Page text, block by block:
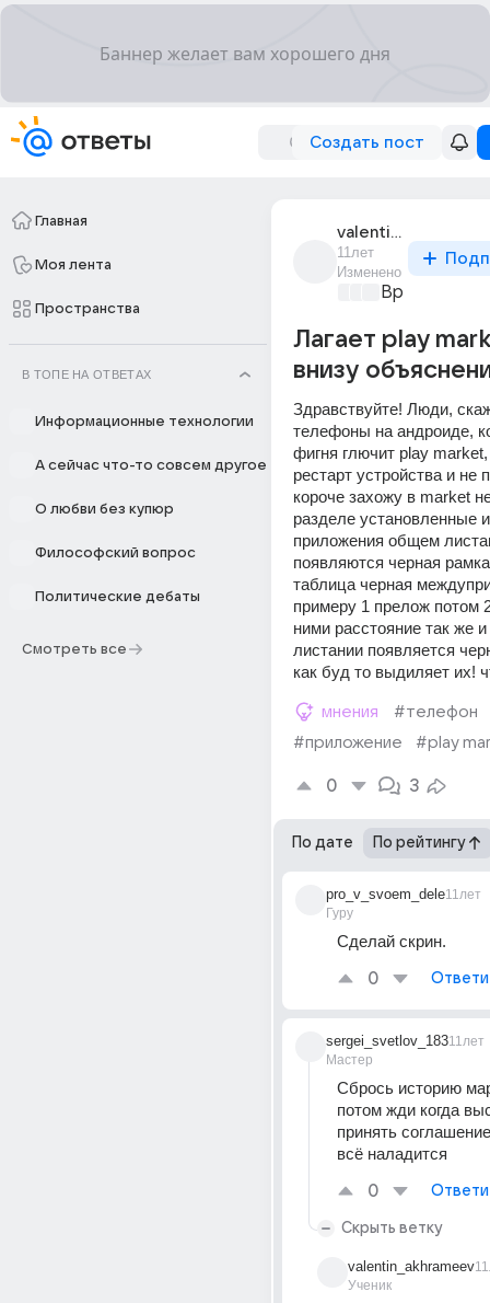
Создать пост
Главная
Моя лента
Пространства
В ТОПЕ НА ОТВЕТАХ
Информационные технологии
А сейчас что-то совсем другое
О любви без купюр
Философский вопрос
Политические дебаты
Смотреть все
valentin_akhrameev
11лет
Изменено
Время игр
Лагает play
внизу
Здравствуйте! Люди,
телефоны на андроиде,
фигня глючит play
рестарт устройства и не
короче захожу в market
разделе установленные
приложения общем
появляются черная
таблица черная
примеру 1 прелож потом
ними расстояние так же
листании появляется
как буд то выдиляет их!
мнения
#телефон
#приложение
#play
0 3
По дате По рейтингу
pro_v_svoem_dele
Гуру
11лет
Сделай скрин.
0
sergei_svetlov_183
Мастер
11лет
Сбрось историю
потом жди когда
принять
всё наладится
0
Скрыть ветку
valentin_akhrameev
Ученик